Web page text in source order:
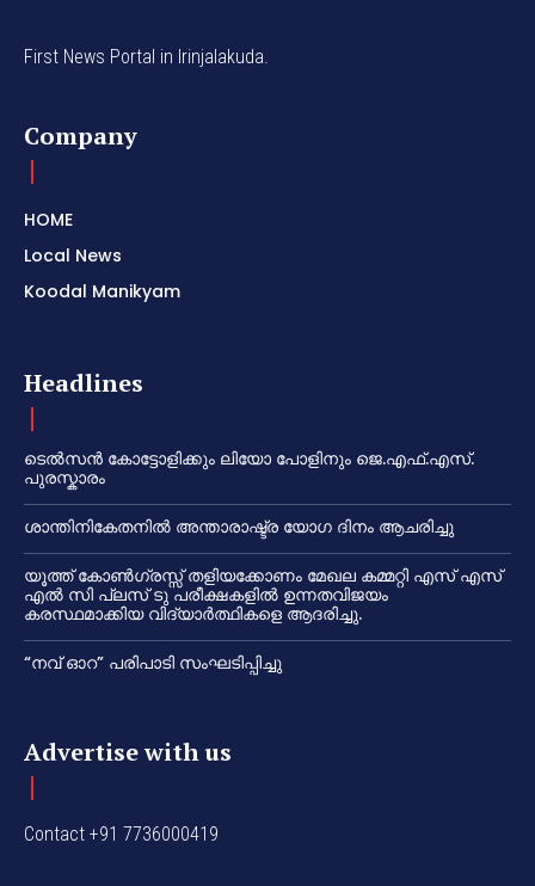
First News Portal in Irinjalakuda.
Company
HOME
Local News
Koodal Manikyam
Headlines
ടെൽസൻ കോട്ടോളിക്കും ലിയോ പോളിനും ജെ.എഫ്.എസ്.
പുരസ്കാരം
ശാന്തിനികേതനിൽ അന്താരാഷ്ട്ര യോഗ ദിനം ആചരിച്ചു
യൂത്ത് കോൺഗ്രസ്സ് തളിയക്കോണം മേഖല കമ്മറ്റി എസ് എസ്
എൽ സി പ്ലസ് ടു പരീക്ഷകളിൽ ഉന്നതവിജയം
കരസ്ഥമാക്കിയ വിദ്യാർത്ഥികളെ ആദരിച്ചു.
“നവ് ഓറ” പരിപാടി സംഘടിപ്പിച്ചു
Advertise with us
Contact +91 7736000419